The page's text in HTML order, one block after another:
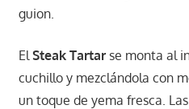
guion.
El Steak Tartarse monta al
cuchillo y mezclándola con
un toque de yema fresca. Las